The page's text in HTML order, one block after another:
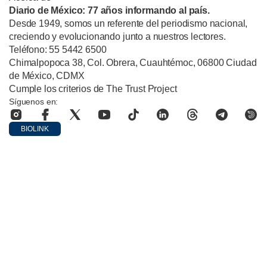
Diario de México: 77 años informando al país.
Desde 1949, somos un referente del periodismo nacional,
creciendo y evolucionando junto a nuestros lectores.
Teléfono: 55 5442 6500
Chimalpopoca 38, Col. Obrera, Cuauhtémoc, 06800 Ciudad
de México, CDMX
Cumple los criterios de The Trust Project
Síguenos en:
BIOLINK